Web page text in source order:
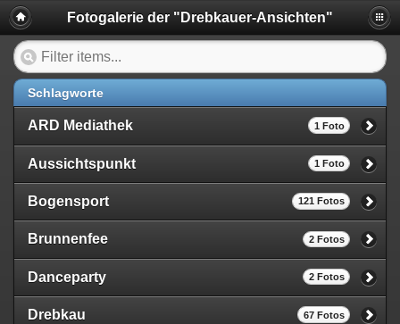
Fotogalerie der "Drebkauer-Ansichten"
Schlagworte
ARD Mediathek 1 Foto
Aussichtspunkt 1 Foto
Bogensport 121 Fotos
Brunnenfee 2 Fotos
Danceparty 2 Fotos
Drebkau 67 Fotos